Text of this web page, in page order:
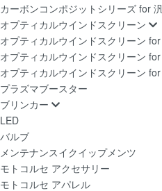
カーボンコンポジットシリーズ for
オプティカルウインドスクリーン
オプティカルウインドスクリーン
オプティカルウインドスクリーン
オプティカルウインドスクリーン
プラズマブースター
ブリンカー
LED
バルブ
メンテナンスイクイップメンツ
モトコルセ アクセサリー
モトコルセ アパレル